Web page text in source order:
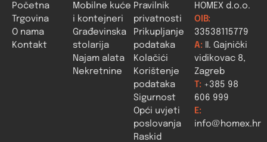
Početna
Trgovina
O nama
Kontakt
Mobilne kuće
i kontejneri
Građevinska
stolarija
Najam alata
Nekretnine
Pravilnik
privatnosti
Prikupljanje
podataka
Kolačići
Korištenje
podataka
Sigurnost
Opći uvjeti
poslovanja
Raskid
HOMEX d.o.o.
OIB:
33538115779
A: II. Gajnički
vidikovac 8,
Zagreb
T: +385 98
606 999
E:
info@homex.hr